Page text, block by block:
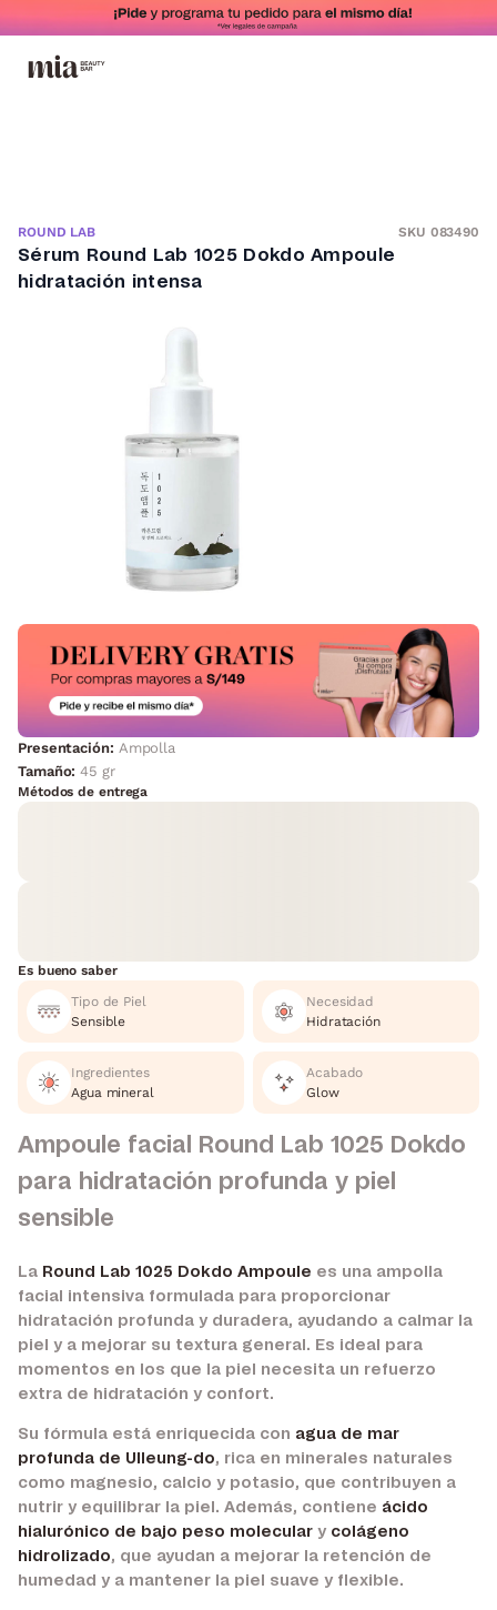
ROUND LAB SKU 083490
Sérum Round Lab 1025 Dokdo Ampoule
hidratación intensa
Presentación: Ampolla
Tamaño:45 gr
Métodos de entrega
Es bueno saber
Tipo de Piel
Sensible
Necesidad
Hidratación
Ingredientes
Agua mineral
Acabado
Glow
Ampoule facial Round Lab 1025 Dokdo
para hidratación profunda y piel
sensible
La Round Lab 1025 Dokdo Ampoule es una ampolla
facial intensiva formulada para proporcionar
hidratación profunda y duradera, ayudando a calmar la
piel y a mejorar su textura general. Es ideal para
momentos en los que la piel necesita un refuerzo
extra de hidratación y confort.
Su fórmula está enriquecida con agua de mar
profunda de Ulleung-do, rica en minerales naturales
como magnesio, calcio y potasio, que contribuyen a
nutrir y equilibrar la piel. Además, contiene ácido
hialurónico de bajo peso molecular y colágeno
hidrolizado, que ayudan a mejorar la retención de
humedad y a mantener la piel suave y flexible.